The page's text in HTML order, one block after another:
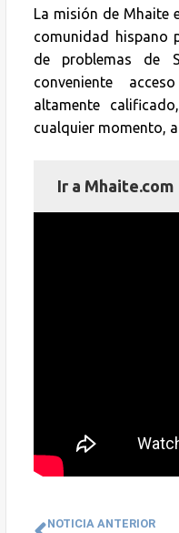
La misión de Mhaite
comunidad hispano
de problemas de
conveniente
altamente
cualquier momento,
Ir a Mhaite.com
NOTICIA ANTERIOR